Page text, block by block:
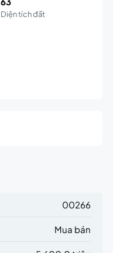
Diện tích đất
00266
Mua bán